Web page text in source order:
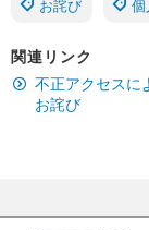
お詫び
関連リンク
不正アクセスに
お詫び